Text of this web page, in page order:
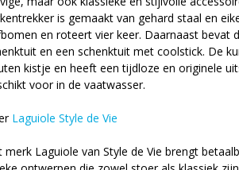
is gemaakt van gehard staal en
en roteert vier keer. Daarnaast bevat
en een schenktuit met coolstick. De
kistje en heeft een tijdloze en originele
voor in de vaatwasser.
Laguiole Style de Vie
merk Laguiole van Style de Vie brengt